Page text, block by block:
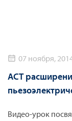
07 ноября,
ACT
Видео-урок